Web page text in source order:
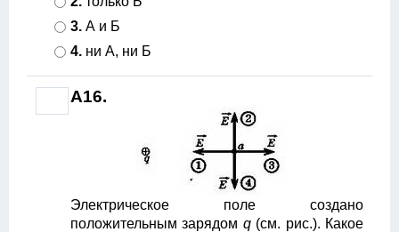
3. А и Б
4. ни А, ни Б
A16.
Электрическое поле создано
положительным зарядом q(см. рис.). Какое